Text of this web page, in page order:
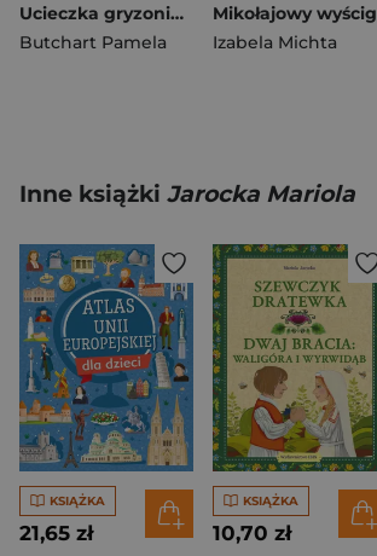
Ucieczka gryzonia. Szkoła Trzęsiportków
Butchart Pamela
Mikołajowy wyścig
Izabela Michta
Inne książki Jarocka Mariola
KSIĄŻKA
21,65 zł
KSIĄŻKA
10,70 zł